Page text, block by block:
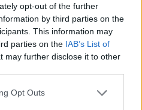
opt-out of the further
by third parties on the
This information may
parties on the IAB’s List of
may further disclose it to other
Opt Outs